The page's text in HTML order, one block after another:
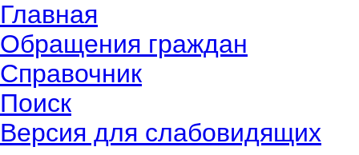
Главная
Обращения граждан
Справочник
Поиск
Версия для слабовидящих